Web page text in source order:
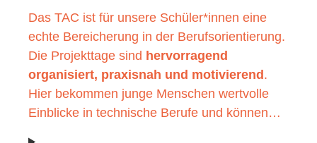
Das TAC ist für unsere Schüler*innen eine
echte Bereicherung in der Berufsorientierung.
Die Projekttage sind hervorragend
organisiert, praxisnah und motivierend.
Hier bekommen junge Menschen wertvolle
Einblicke in technische Berufe und können…